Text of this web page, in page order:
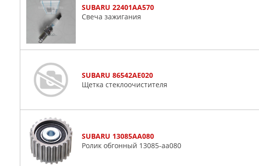
SUBARU 22401AA570
Свеча зажигания
SUBARU 86542AE020
Щетка стеклоочистителя
SUBARU 13085AA080
Ролик обгонный 13085-aa080